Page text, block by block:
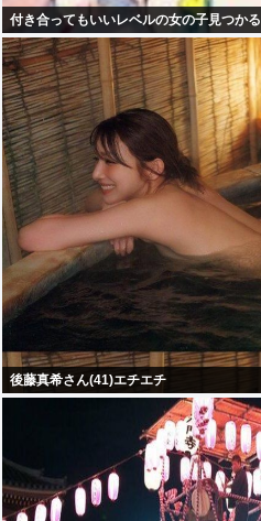
付き合ってもいいレベルの女の子見つかる
後藤真希さん(41)エチエチ